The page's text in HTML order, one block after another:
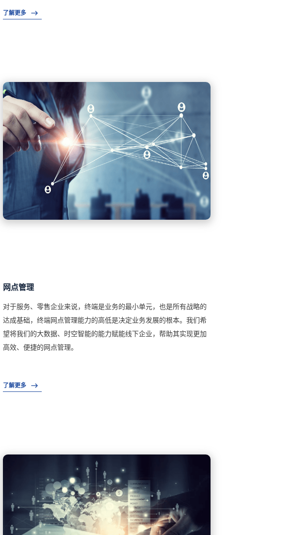
了解更多
网点管理
对于服务、零售企业来说，终端是业务的最小单元，也是所有战略的
达成基础，终端网点管理能力的高低是决定业务发展的根本。我们希
望将我们的大数据、时空智能的能力赋能线下企业，帮助其实现更加
高效、便捷的网点管理。
了解更多